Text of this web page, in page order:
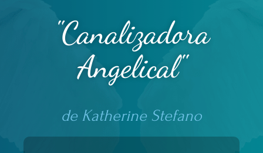
"Canalizadora
Angelical"
de Katherine Stefano